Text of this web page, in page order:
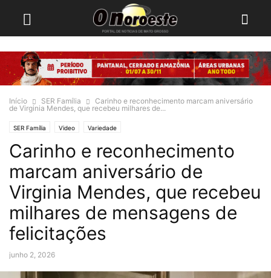
Início SER Família
Carinho e reconhecimento marcam aniversário
de Virginia Mendes, que recebeu milhares de...
SER Família Video Variedade
Carinho e reconhecimento
marcam aniversário de
Virginia Mendes, que recebeu
milhares de mensagens de
felicitações
junho 2, 2026